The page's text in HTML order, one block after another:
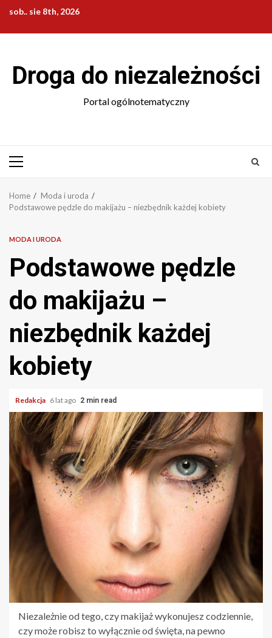
content
sob.. sie 8th, 2026
Droga do niezależności
Portal ogólnotematyczny
Primary
Home
Moda i uroda
Podstawowe pędzle do makijażu – niezbędnik każdej kobiety
MODA I URODA
Podstawowe pędzle
do makijażu –
niezbędnik każdej
kobiety
Redakcja 6 lat ago 2 min read
Niezależnie od tego, czy makijaż wykonujesz codziennie,
czy może robisz to wyłącznie od święta, na pewno